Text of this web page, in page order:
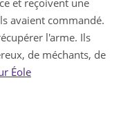
et reçoivent une
avaient commandé.
l'arme. Ils
de méchants, de
Éole